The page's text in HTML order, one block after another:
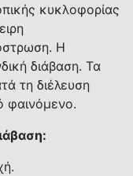
κυκλοφορίας
Η
διάβαση. Τα
τη διέλευση
φαινόμενο.